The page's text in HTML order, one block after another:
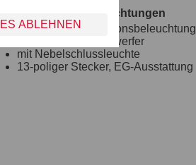
Lichttechnische Einrichtungen
moderne Multifunktionsbeleuchtung
mit Rückfahrscheinwerfer
mit Nebelschlussleuchte
13-poliger Stecker, EG-Ausstattung
ABLEHNEN